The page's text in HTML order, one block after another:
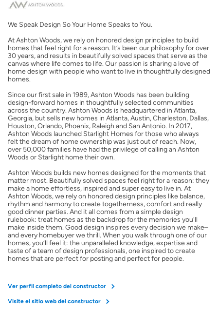
Obtener mi puntaje de crédito
Calcular mi hipoteca
Preparar mi casa para la venta
Seguro de propietarios
We Speak Design So Your Home Speaks to You.
At Ashton Woods, we rely on honored design principles to build
homes that feel right for a reason. It’s been our philosophy for over
30 years, and results in beautifully solved spaces that serve as the
canvas where life comes to life. Our passion is sharing a love of
home design with people who want to live in thoughtfully designed
homes.
Since our first sale in 1989, Ashton Woods has been building
design-forward homes in thoughtfully selected communities
across the country. Ashton Woods is headquartered in Atlanta,
Georgia, but sells new homes in Atlanta, Austin, Charleston, Dallas,
Houston, Orlando, Phoenix, Raleigh and San Antonio. In 2017,
Ashton Woods launched Starlight Homes for those who always
felt the dream of home ownership was just out of reach. Now,
over 50,000 families have had the privilege of calling an Ashton
Woods or Starlight home their own.
Ashton Woods builds new homes designed for the moments that
matter most. Beautifully solved spaces feel right for a reason: they
make a home effortless, inspired and super easy to live in. At
Ashton Woods, we rely on honored design principles like balance,
rhythm and harmony to create togetherness, comfort and really
good dinner parties. And it all comes from a simple design
rulebook: treat homes as the backdrop for the memories you'll
make inside them. Good design inspires every decision we make–
and every homebuyer we thrill. When you walk through one of our
homes, you’ll feel it: the unparalleled knowledge, expertise and
taste of a team of design professionals, one inspired to create
homes that are perfect for posting and perfect for people.
Ver perfil completo del constructor
Visite el sitio web del constructor